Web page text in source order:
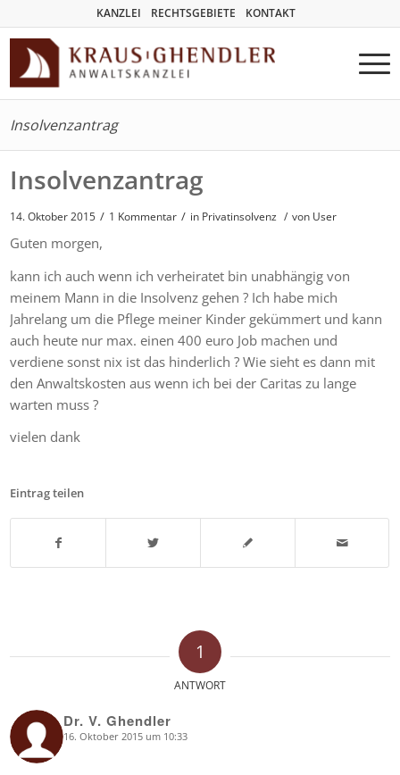
KANZLEI RECHTSGEBIETE KONTAKT
Insolvenzantrag
Insolvenzantrag
14. Oktober 2015 / 1 Kommentar / in Privatinsolvenz / von User
Guten morgen,
kann ich auch wenn ich verheiratet bin unabhängig von
meinem Mann in die Insolvenz gehen ? Ich habe mich
Jahrelang um die Pflege meiner Kinder gekümmert und kann
auch heute nur max. einen 400 euro Job machen und
verdiene sonst nix ist das hinderlich ? Wie sieht es dann mit
den Anwaltskosten aus wenn ich bei der Caritas zu lange
warten muss ?
vielen dank
Eintrag teilen
1
ANTWORT
Dr. V. Ghendler
says: 16. Oktober 2015 um 10:33